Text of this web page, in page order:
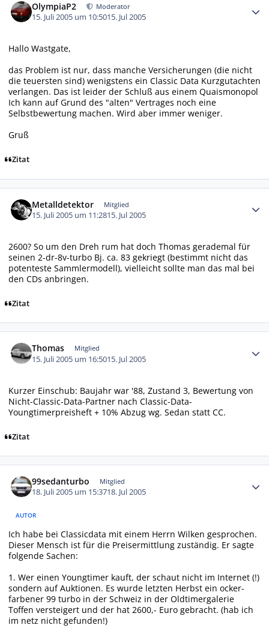
OlympiaP2 Moderator
15. Juli 2005 um 10:5015. Jul 2005
Hallo Wastgate,
das Problem ist nur, dass manche Versicherungen (die nicht
die teuersten sind) wenigstens ein Classic Data Kurzgutachten
verlangen. Das ist leider der Schluß aus einem Quaismonopol
Ich kann auf Grund des "alten" Vertrages noch eine
Selbstbewertung machen. Wird aber immer weniger.
Gruß
Zitat
Metalldetektor Mitglied
15. Juli 2005 um 11:2815. Jul 2005
2600? So um den Dreh rum hat doch Thomas gerademal für
seinen 2-dr-8v-turbo Bj. ca. 83 gekriegt (bestimmt nicht das
potenteste Sammlermodell), vielleicht sollte man das mal bei
den CDs anbringen.
Zitat
Thomas Mitglied
15. Juli 2005 um 16:5015. Jul 2005
Kurzer Einschub: Baujahr war '88, Zustand 3, Bewertung von
Nicht-Classic-Data-Partner nach Classic-Data-
Youngtimerpreisheft + 10% Abzug wg. Sedan statt CC.
Zitat
99sedanturbo Mitglied
18. Juli 2005 um 15:3718. Jul 2005
AUTOR
Ich habe bei Classicdata mit einem Herrn Wilken gesprochen.
Dieser Mensch ist für die Preisermittlung zuständig. Er sagte
folgende Sachen:
1. Wer einen Youngtimer kauft, der schaut nicht im Internet (!)
sondern auf Auktionen. Es wurde letzten Herbst ein ocker-
farbener 99 turbo in der Schweiz in der Oldtimergalerie
Toffen versteigert und der hat 2600,- Euro gebracht. (hab ich
im netz nicht gefunden!)